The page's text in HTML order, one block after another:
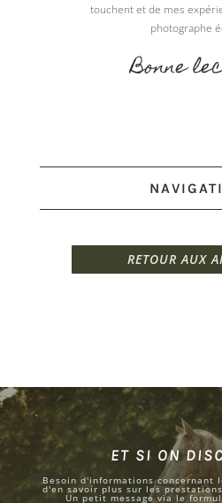
touchent et de mes
photographe
Bonne
RETOUR AUX
ET SI ON
Besoin d'informations concernant
d'en savoir plus sur les
Un petit message via le